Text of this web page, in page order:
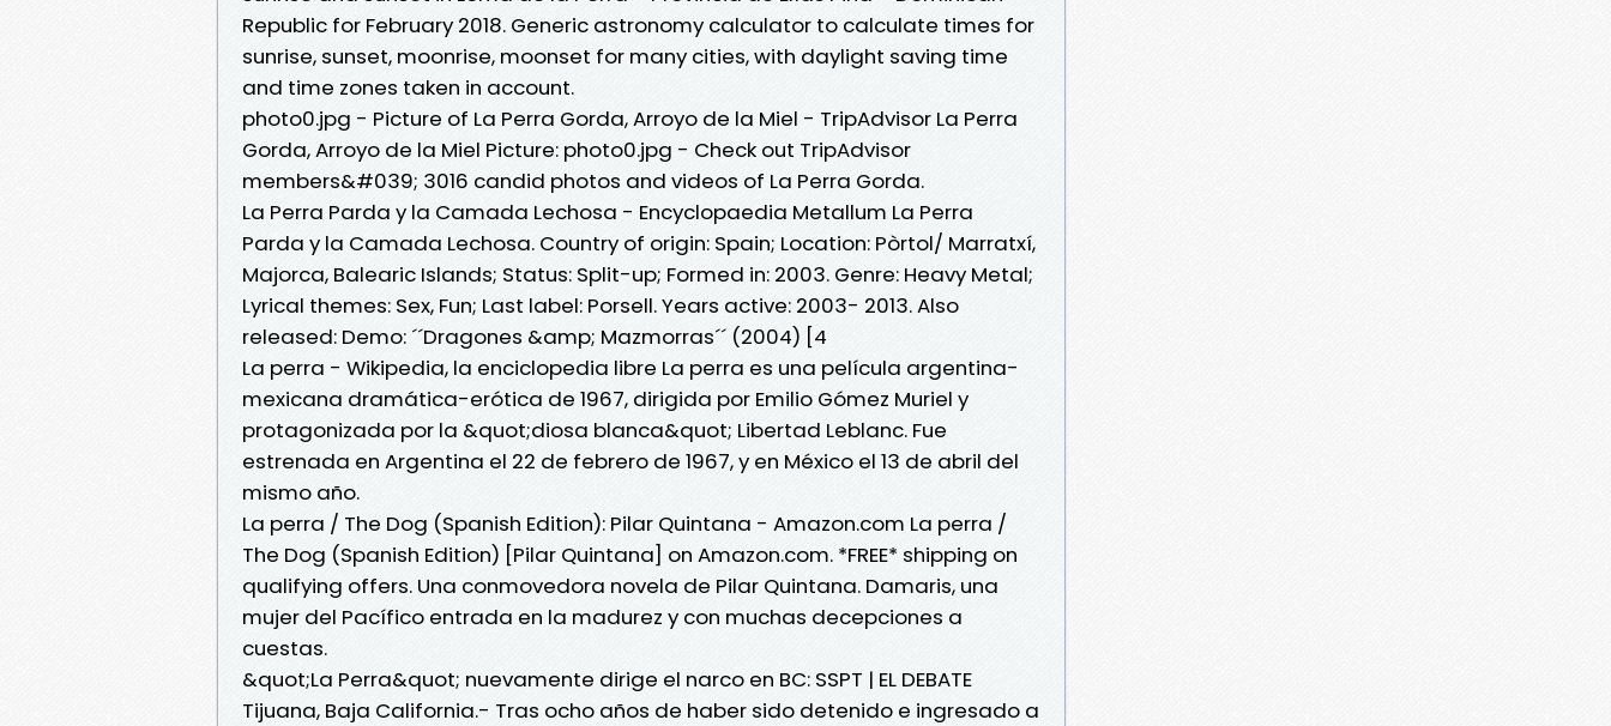
Republic for February 2018. Generic astronomy calculator to calculate times for
sunrise, sunset, moonrise, moonset for many cities, with daylight saving time
and time zones taken in account.
photo0.jpg - Picture of La Perra Gorda, Arroyo de la Miel - TripAdvisor La Perra
Gorda, Arroyo de la Miel Picture: photo0.jpg - Check out TripAdvisor
members&#039; 3016 candid photos and videos of La Perra Gorda.
La Perra Parda y la Camada Lechosa - Encyclopaedia Metallum La Perra
Parda y la Camada Lechosa. Country of origin: Spain; Location: Pòrtol/ Marratxí,
Majorca, Balearic Islands; Status: Split-up; Formed in: 2003. Genre: Heavy Metal;
Lyrical themes: Sex, Fun; Last label: Porsell. Years active: 2003- 2013. Also
released: Demo: ´´Dragones &amp; Mazmorras´´ (2004) [4
La perra - Wikipedia, la enciclopedia libre La perra es una película argentina-
mexicana dramática-erótica de 1967, dirigida por Emilio Gómez Muriel y
protagonizada por la &quot;diosa blanca&quot; Libertad Leblanc. Fue
estrenada en Argentina el 22 de febrero de 1967, y en México el 13 de abril del
mismo año.​
La perra / The Dog (Spanish Edition): Pilar Quintana - Amazon.com La perra /
The Dog (Spanish Edition) [Pilar Quintana] on Amazon.com. *FREE* shipping on
qualifying offers. Una conmovedora novela de Pilar Quintana. Damaris, una
mujer del Pacífico entrada en la madurez y con muchas decepciones a
cuestas.
&quot;La Perra&quot; nuevamente dirige el narco en BC: SSPT | EL DEBATE
Tijuana, Baja California.- Tras ocho años de haber sido detenido e ingresado a